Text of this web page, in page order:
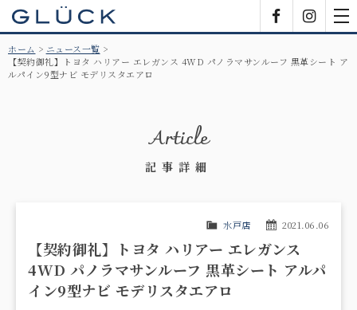
ホーム
ニュース一覧
【契約御礼】トヨタ ハリアー エレガンス 4WD パノラマサンルーフ 黒革シート ア
ルパイン9型ナビ モデリスタエアロ
Article
記事詳細
2021.06.06
水戸店
【契約御礼】トヨタ ハリアー エレガンス
4WD パノラマサンルーフ 黒革シート アルパ
イン9型ナビ モデリスタエアロ